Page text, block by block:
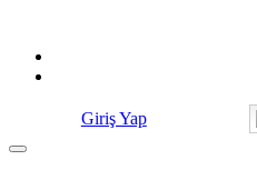
content
Giriş Yap